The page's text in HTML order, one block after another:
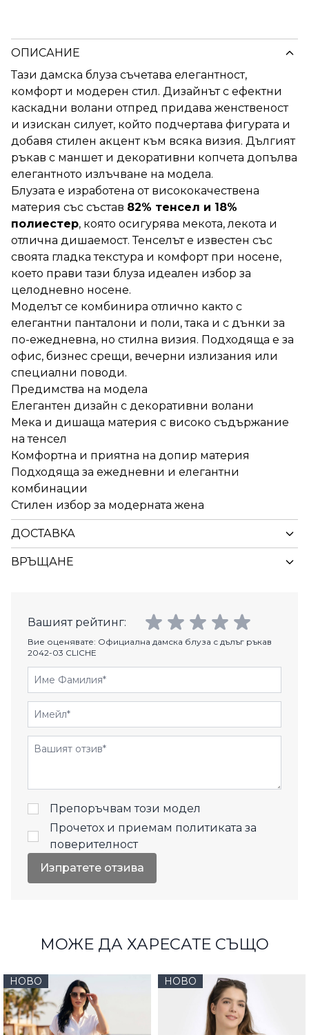
ОПИСАНИЕ
Тази дамска блуза съчетава елегантност,
комфорт и модерен стил. Дизайнът с ефектни
каскадни волани отпред придава женственост
и изискан силует, който подчертава фигурата и
добавя стилен акцент към всяка визия. Дългият
ръкав с маншет и декоративни копчета допълва
елегантното излъчване на модела.
Блузата е изработена от висококачествена
материя със състав 82% тенсел и 18%
полиестер, която осигурява мекота, лекота и
отлична дишаемост. Тенселът е известен със
своята гладка текстура и комфорт при носене,
което прави тази блуза идеален избор за
целодневно носене.
Моделът се комбинира отлично както с
елегантни панталони и поли, така и с дънки за
по-ежедневна, но стилна визия. Подходяща е за
офис, бизнес срещи, вечерни излизания или
специални поводи.
Предимства на модела
Елегантен дизайн с декоративни волани
Мека и дишаща материя с високо съдържание
на тенсел
Комфортна и приятна на допир материя
Подходяща за ежедневни и елегантни
комбинации
Стилен избор за модерната жена
ДОСТАВКА
ВРЪЩАНЕ
Вашият рейтинг:
Вие оценявате: Официална дамска блуза с дълъг ръкав
2042-03 CLICHE
Име Фамилия
Имейл
Отзиви
Препоръчвам този модел
Прочетох и приемам политиката за
поверителност
Изпратете отзива
МОЖЕ ДА ХАРЕСАТЕ СЪЩО
НОВО НОВО